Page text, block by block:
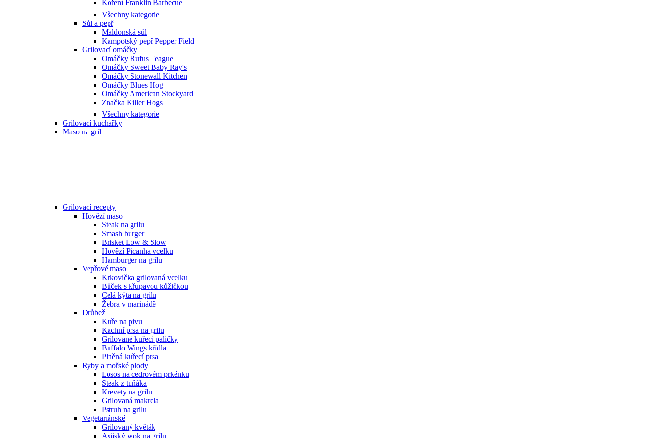
Koření Franklin Barbecue
Všechny kategorie
Sůl a pepř
Maldonská sůl
Kampotský pepř Pepper Field
Grilovací omáčky
Omáčky Rufus Teague
Omáčky Sweet Baby Ray's
Omáčky Stonewall Kitchen
Omáčky Blues Hog
Omáčky American Stockyard
Značka Killer Hogs
Všechny kategorie
Grilovací kuchařky
Maso na gril
Grilovací recepty
Hovězí maso
Steak na grilu
Smash burger
Brisket Low & Slow
Hovězí Picanha vcelku
Hamburger na grilu
Vepřové maso
Krkovička grilovaná vcelku
Bůček s křupavou kůžičkou
Celá kýta na grilu
Žebra v marinádě
Drůbež
Kuře na pivu
Kachní prsa na grilu
Grilované kuřecí paličky
Buffalo Wings křídla
Plněná kuřecí prsa
Ryby a mořské plody
Losos na cedrovém prkénku
Steak z tuňáka
Krevety na grilu
Grilovaná makrela
Pstruh na grilu
Vegetariánské
Grilovaný květák
Asijský wok na grilu